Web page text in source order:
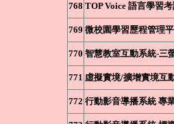
768 TOP Voice 語言學習
769 微校園學習歷程管理
770 智慧教室互動系統-三
771 虛擬實境/擴增實境互
772 行動影音導播系統 專